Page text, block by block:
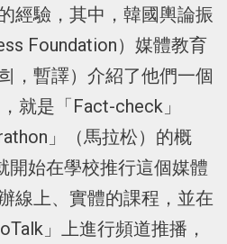
經驗，其中，韓國輿論振
Foundation）媒體教育
，暫譯）介紹了他們一個
就是「Fact-check」
」（馬拉松）的概
開始在學校推行這個媒體
線上、實體的課程，並在
」上進行頻道推播，